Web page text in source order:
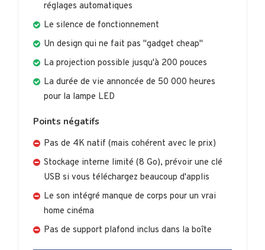
réglages automatiques
Le silence de fonctionnement
Un design qui ne fait pas "gadget cheap"
La projection possible jusqu'à 200 pouces
La durée de vie annoncée de 50 000 heures
pour la lampe LED
Points négatifs
Pas de 4K natif (mais cohérent avec le prix)
Stockage interne limité (8 Go), prévoir une clé
USB si vous téléchargez beaucoup d'applis
Le son intégré manque de corps pour un vrai
home cinéma
Pas de support plafond inclus dans la boîte